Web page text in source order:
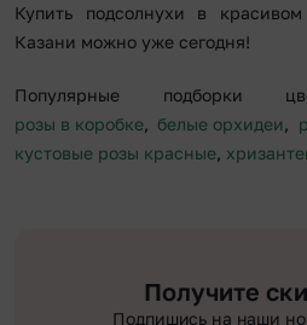
Купить подсолнухи в
Казани можно уже сегодня!
Популярные подборки
розы в коробке, белые орхидеи,
кустовые розы красные,
Получите
Подпишись на наши